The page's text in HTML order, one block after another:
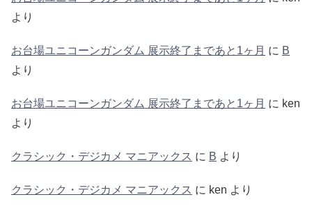
より
お台場ユニコーンガンダム 展示終了まであと1ヶ月 に B
より
お台場ユニコーンガンダム 展示終了まであと1ヶ月 に ken
より
クラシック・デジカメ マニアックス に B より
クラシック・デジカメ マニアックス に ken より